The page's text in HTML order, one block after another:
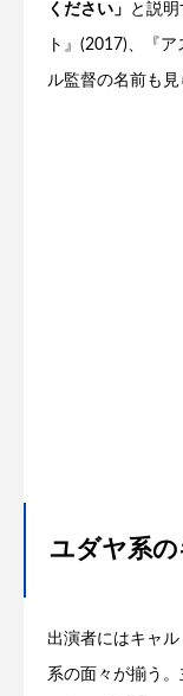
ください」 と説
ト』(2017)、『
ル監督の名前も見
ユダヤ系の
出演者にはキャ
系の面々が揃う